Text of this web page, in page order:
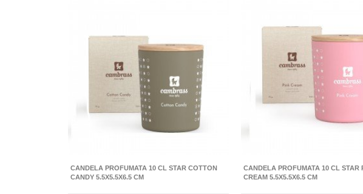
CANDELA PROFUMATA 10 CL STAR COTTON
CANDY 5.5X5.5X6.5 CM
CANDELA PROFUMATA 10 CL STAR
CREAM 5.5X5.5X6.5 CM